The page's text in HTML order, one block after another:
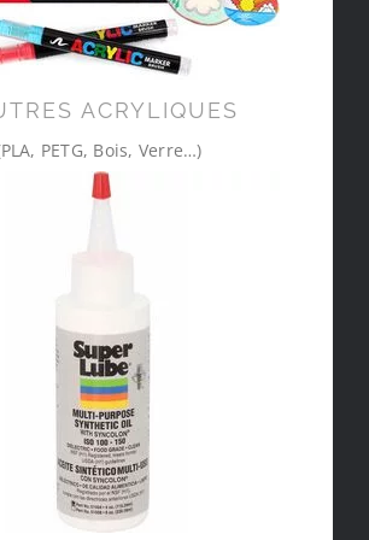
ACRYLIQUES
PETG, Bois, Verre…)